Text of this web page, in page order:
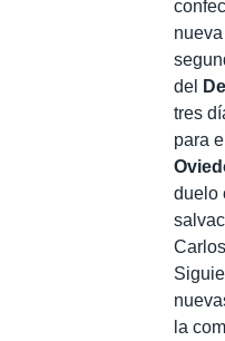
del
tres
para
duelo
la